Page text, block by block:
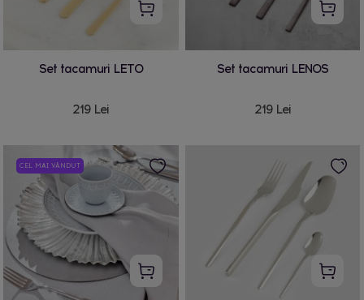
Set tacamuri LETO
219 Lei
Set tacamuri LENOS
219 Lei
CEL MAI VÂNDUT